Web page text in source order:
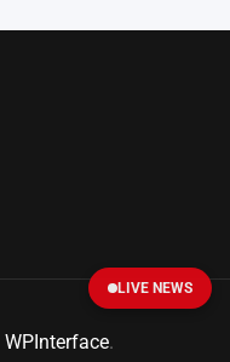
WPInterface.
LIVE NEWS